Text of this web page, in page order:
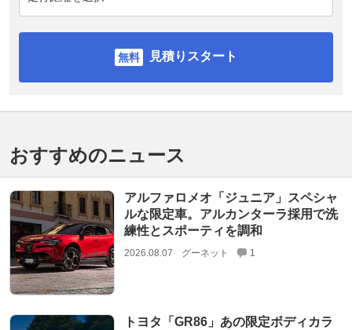
見積りスタート
おすすめのニュース
アルファロメオ「ジュニア」スペシャ
ルな限定車。アルカンターラ採用で洗
練性とスポーティを調和
2026.08.07 グーネット 1
トヨタ「GR86」あの限定ボディカラ